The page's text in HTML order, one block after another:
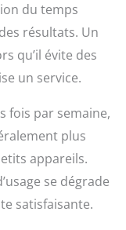
du temps
résultats. Un
qu’il évite des
un service.
fois par semaine,
plus
appareils.
se dégrade
satisfaisante.